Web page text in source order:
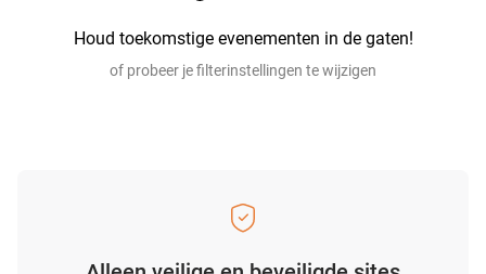
Houd toekomstige evenementen in de gaten!
of probeer je filterinstellingen te wijzigen